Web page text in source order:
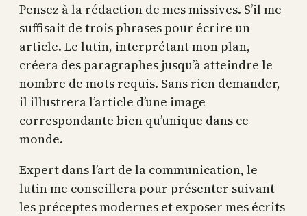
Pensez à la rédaction de mes missives. S’il me
suffisait de trois phrases pour écrire un
article. Le lutin, interprétant mon plan,
créera des paragraphes jusqu’à atteindre le
nombre de mots requis. Sans rien demander,
il illustrera l’article d’une image
correspondante bien qu’unique dans ce
monde.
Expert dans l’art de la communication, le
lutin me conseillera pour présenter suivant
les préceptes modernes et exposer mes écrits